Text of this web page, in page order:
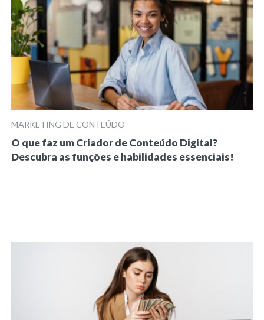
MARKETING DE CONTEÚDO
O que faz um Criador de Conteúdo Digital?
Descubra as funções e habilidades essenciais!